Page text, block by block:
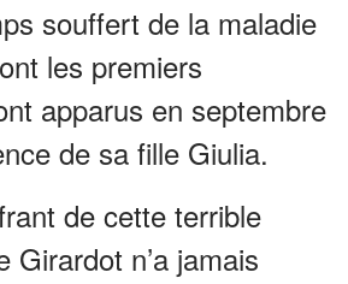
souffert de la maladie
les premiers
apparus en septembre
de sa fille Giulia.
de cette terrible
Girardot n’a jamais